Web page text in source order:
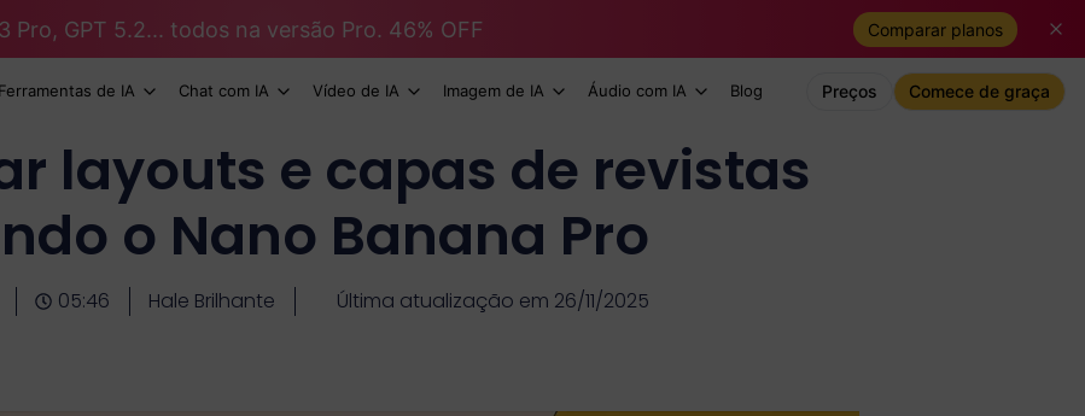
Pro, GPT 5.2... todos na versão Pro. 46% OFF Comparar planos
Ferramentas de IA Chat com IA Vídeo de IA Imagem de IA Áudio com IA Blog Preços Comece de graça
layouts e capas de revistas
o Nano Banana Pro
05:46 Hale Brilhante Última atualização em 26/11/2025